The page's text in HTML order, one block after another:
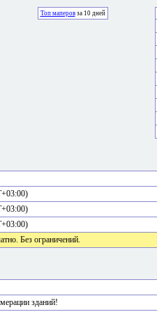
Топ маперовза 10 дней
Без ограничений.
зданий!